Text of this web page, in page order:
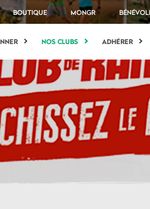
BOUTIQUE MONGR
NOS CLUBS ADHÉRER